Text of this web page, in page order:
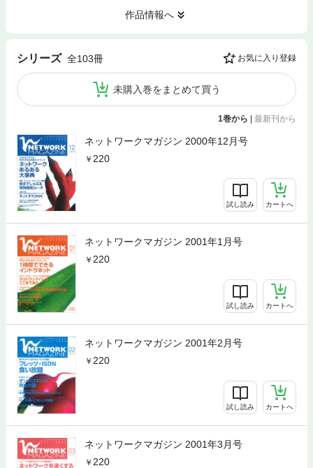
作品情報へ
シリーズ 全103冊 お気に入り登録
未購入巻をまとめて買う
1巻から | 最新刊から
ネットワークマガジン 2000年12月号
220
試し読み カートへ
ネットワークマガジン 2001年1月号
220
試し読み カートへ
ネットワークマガジン 2001年2月号
220
試し読み カートへ
ネットワークマガジン 2001年3月号
220